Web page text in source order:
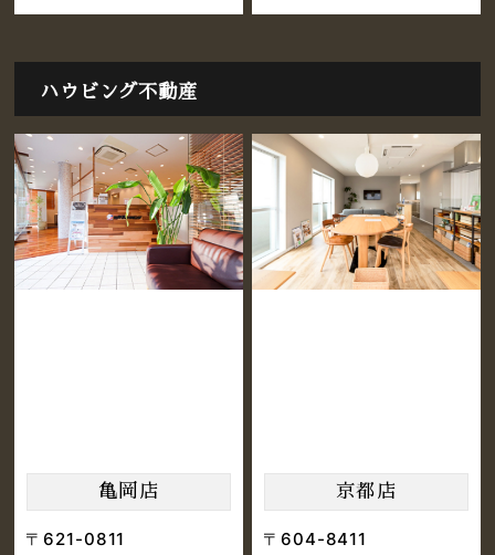
ハウビング不動産
亀岡店
〒621-0811
京都店
〒604-8411